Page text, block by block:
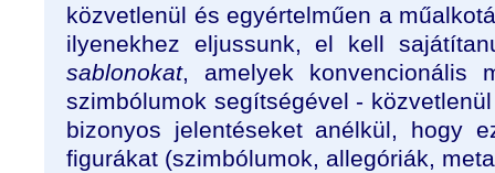
közvetlenül és egyértelműen a
ilyenekhez eljussunk, el kell
sablonokat, amelyek konvencionális
szimbólumok segítségével -
bizonyos jelentéseket anélkül, hogy
figurákat (szimbólumok, allegóriák,